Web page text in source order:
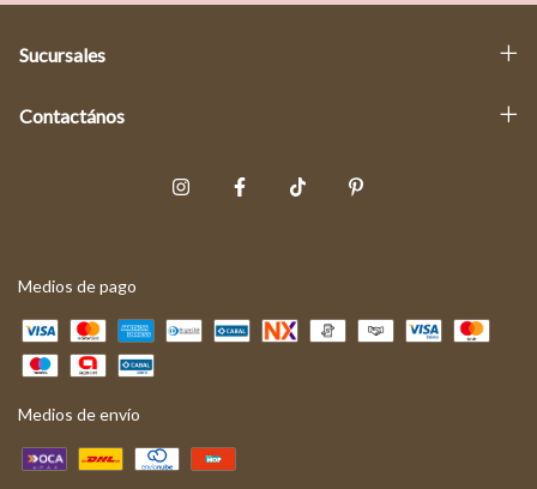
Sucursales
Contactános
Medios de pago
Medios de envío